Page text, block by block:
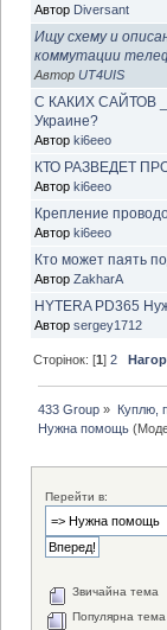
Автор Diversant
Ищу схему и
коммутации
Автор UT4UIS
С КАКИХ САЙТОВ
Украине?
Автор ki6eeo
КТО РАЗВЕДЕТ
Автор ki6eeo
Крепление
Автор ki6eeo
Кто может паять
Автор ZakharA
HYTERA PD365
Автор sergey1712
Сторінок: [1]2
433 Group » Куплю,
Нужна помощь
Перейти в:
Звичайна тема
Популярна тема